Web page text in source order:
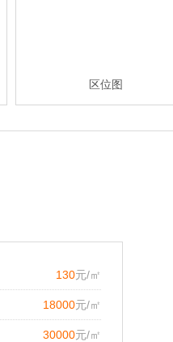
区位图
130元/㎡
18000元/㎡
30000元/㎡